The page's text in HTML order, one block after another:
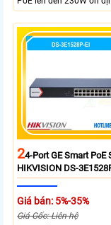
truyền PoE xa đến 300
thông chuyển mạch đạt
mạnh mẽ.
24-Port GE Smart PoE
HIKVISION DS-
Giá bán: 5%-35%
Giá Gốc: Liên hệ